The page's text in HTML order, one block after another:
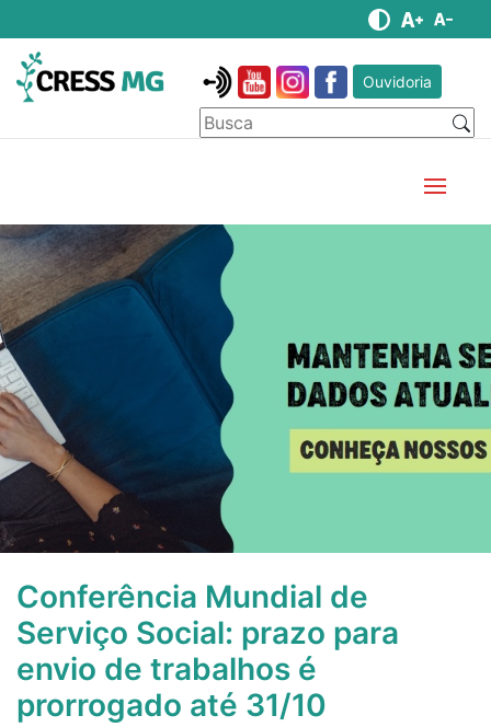
Ouvidoria
Conferência Mundial de
Serviço Social: prazo para
envio de trabalhos é
prorrogado até 31/10